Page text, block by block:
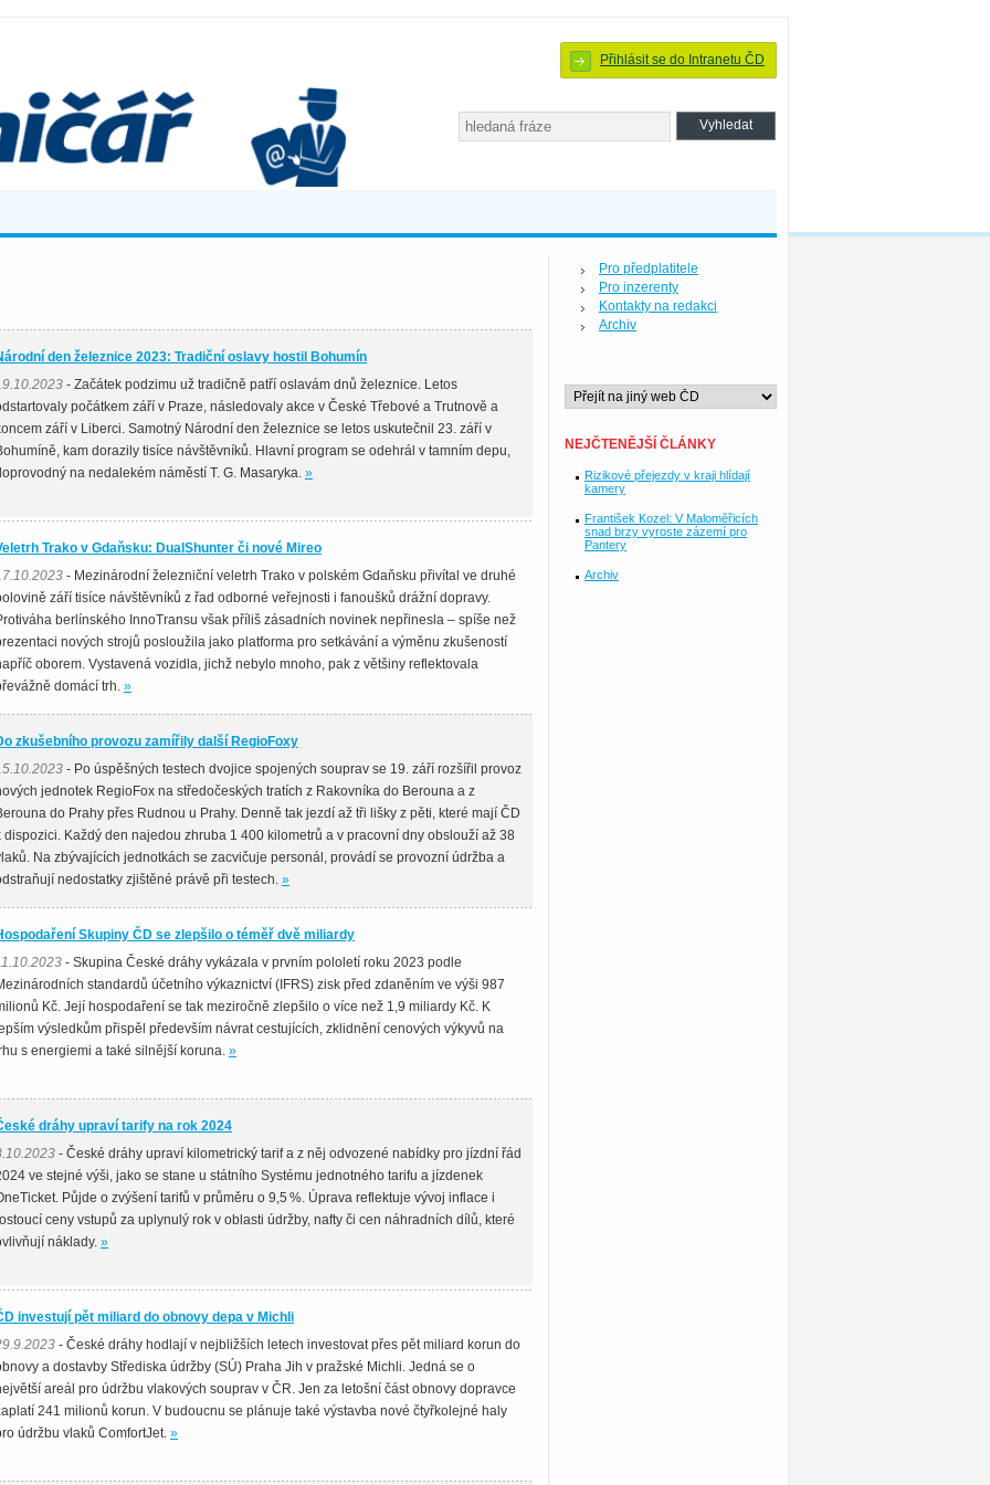
Přihlásit se do Intranetu ČD
den železnice 2023: Tradiční oslavy hostil Bohumín
- Začátek podzimu už tradičně patří oslavám dnů železnice. Letos
počátkem září v Praze, následovaly akce v České Třebové a Trutnově a
září v Liberci. Samotný Národní den železnice se letos uskutečnil 23. září v
kam dorazily tisíce návštěvníků. Hlavní program se odehrál v tamním depu,
na nedalekém náměstí T. G. Masaryka. »
Trako v Gdaňsku: DualShunter či nové Mireo
- Mezinárodní železniční veletrh Trako v polském Gdaňsku přivítal ve druhé
září tisíce návštěvníků z řad odborné veřejnosti i fanoušků drážní dopravy.
berlínského InnoTransu však příliš zásadních novinek nepřinesla – spíše než
nových strojů posloužila jako platforma pro setkávání a výměnu zkušeností
oborem. Vystavená vozidla, jichž nebylo mnoho, pak z většiny reflektovala
domácí trh. »
zkušebního provozu zamířily další RegioFoxy
- Po úspěšných testech dvojice spojených souprav se 19. září rozšířil provoz
jednotek RegioFox na středočeských tratích z Rakovníka do Berouna a z
do Prahy přes Rudnou u Prahy. Denně tak jezdí až tři lišky z pěti, které mají ČD
dispozici. Každý den najedou zhruba 1 400 kilometrů a v pracovní dny obslouží až 38
Na zbývajících jednotkách se zacvičuje personál, provádí se provozní údržba a
nedostatky zjištěné právě při testech. »
Skupiny ČD se zlepšilo o téměř dvě miliardy
- Skupina České dráhy vykázala v prvním pololetí roku 2023 podle
standardů účetního výkaznictví (IFRS) zisk před zdaněním ve výši 987
Kč. Její hospodaření se tak meziročně zlepšilo o více než 1,9 miliardy Kč. K
výsledkům přispěl především návrat cestujících, zklidnění cenových výkyvů na
s energiemi a také silnější koruna. »
dráhy upraví tarify na rok 2024
- České dráhy upraví kilometrický tarif a z něj odvozené nabídky pro jízdní řád
ve stejné výši, jako se stane u státního Systému jednotného tarifu a jízdenek
Půjde o zvýšení tarifů v průměru o 9,5 %. Úprava reflektuje vývoj inflace i
ceny vstupů za uplynulý rok v oblasti údržby, nafty či cen náhradních dílů, které
náklady. »
investují pět miliard do obnovy depa v Michli
- České dráhy hodlají v nejbližších letech investovat přes pět miliard korun do
a dostavby Střediska údržby (SÚ) Praha Jih v pražské Michli. Jedná se o
areál pro údržbu vlakových souprav v ČR. Jen za letošní část obnovy dopravce
241 milionů korun. V budoucnu se plánuje také výstavba nové čtyřkolejné haly
údržbu vlaků ComfortJet. »
Pro předplatitele
Pro inzerenty
Kontakty na redakci
Archiv
NEJČTENĚJŠÍ ČLÁNKY
Rizikové přejezdy v kraji hlídají
kamery
František Kozel: V Maloměřicích
snad brzy vyroste zázemí pro
Pantery
Archiv